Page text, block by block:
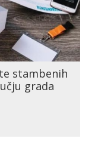
stambenih
grada